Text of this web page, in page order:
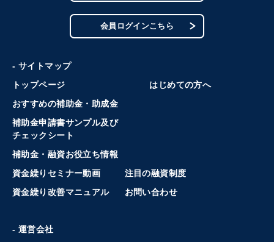
会員ログインこちら
- サイトマップ
トップページ
はじめての方へ
おすすめの補助金・助成金
補助金申請書サンプル及び
チェックシート
補助金・融資お役立ち情報
資金繰りセミナー動画
注目の融資制度
資金繰り改善マニュアル
お問い合わせ
- 運営会社